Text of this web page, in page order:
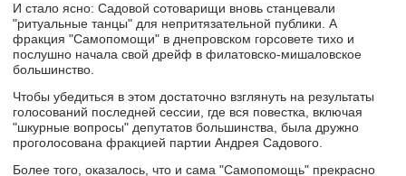
И стало ясно: Садовой сотоварищи вновь станцевали
"ритуальные танцы" для непритязательной публики. А
фракция "Самопомощи" в днепровском горсовете тихо и
послушно начала свой дрейф в филатовско-мишаловское
большинство.
Чтобы убедиться в этом достаточно взглянуть на результаты
голосований последней сессии, где вся повестка, включая
"шкурные вопросы" депутатов большинства, была дружно
проголосована фракцией партии Андрея Садового.
Более того, оказалось, что и сама "Самопомощь" прекрасно